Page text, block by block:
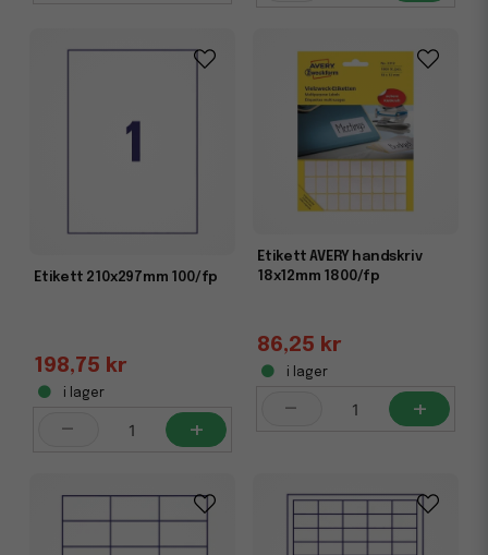
Kvalitet och funktion för smidig vardag
Klisteretiketterna hos Kontorsnetto är tillverkade för att
leverera hög utskriftskvalitet och ett pålitligt resultat. De
är enkla att hantera, matas smidigt genom skrivaren och
ger ett tydligt tryck utan att kleta eller lossna. Du kan välja
märkning eller avtagbara etiketter för tillfälliga behov. Det
gör dem lika användbara för det lilla hemmakontoret som
för logistikintensiva verksamheter.
Etikett 210x297mm 100/fp
198,75 kr
i lager
- +
Etikett AVERY handskriv
18x12mm 1800/fp
86,25 kr
i lager
- +